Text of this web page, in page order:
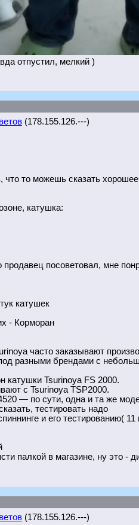
отпустил, мелкий )
(178.155.126.---)
то можешь сказать
катушка:
продавец посоветовал, мне
катушек
- Корморан
часто заказывают
разными брендами с
катушки Tsurinoya FS 2000.
с Tsurinoya TSP2000.
— по сути, одна и та же
тестировать надо
и его тестированию(
палкой в магазине, ну это -
(178.155.126.---)